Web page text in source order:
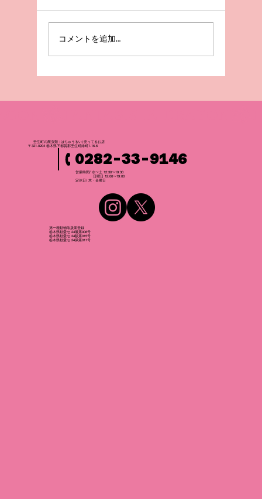
コメントを追加…
壬生町の爬虫類（はちゅうるい）売ってるお店
〒321-0204 栃木県下都賀郡壬生町緑町1-16-6
0282-33-9146
営業時間/ 水〜土 12:30〜19:30
日曜日 12:00〜19:00
​定休日/ 木・金曜日
第一種動物取扱業登録
栃木県動愛セ 24展第006号
栃木県動愛セ 24販第015号
栃木県動愛セ 24保第011号